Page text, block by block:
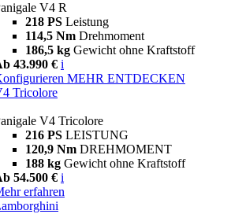
V4 R
218 PS Leistung
114,5 Nm Drehmoment
186,5 kg Gewicht ohne Kraftstoff
43.990 € i
MEHR ENTDECKEN
Tricolore
V4 Tricolore
216 PS LEISTUNG
120,9 Nm DREHMOMENT
188 kg Gewicht ohne Kraftstoff
54.500 € i
erfahren